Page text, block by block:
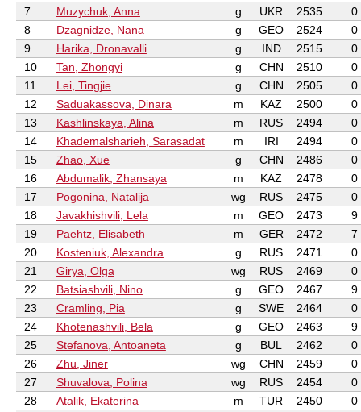
7
Muzychuk, Anna g UKR 2535
0
8
Dzagnidze, Nana g GEO 2524
0
9
Harika, Dronavalli g IND 2515
0
10
Tan, Zhongyi g CHN 2510
0
11
Lei, Tingjie g CHN 2505
0
12
Saduakassova, Dinara m KAZ 2500
0
13
Kashlinskaya, Alina m RUS 2494
0
14
Khademalsharieh, Sarasadat m IRI 2494
0
15
Zhao, Xue g CHN 2486
0
16
Abdumalik, Zhansaya m KAZ 2478
0
17
Pogonina, Natalija wg RUS 2475
0
18
Javakhishvili, Lela m GEO 2473
9
19
Paehtz, Elisabeth m GER 2472
7
20
Kosteniuk, Alexandra g RUS 2471
0
21
Girya, Olga wg RUS 2469
0
22
Batsiashvili, Nino g GEO 2467
9
23
Cramling, Pia g SWE 2464
0
24
Khotenashvili, Bela g GEO 2463
9
25
Stefanova, Antoaneta g BUL 2462
0
26
Zhu, Jiner wg CHN 2459
0
27
Shuvalova, Polina wg RUS 2454
0
28
Atalik, Ekaterina m TUR 2450
0